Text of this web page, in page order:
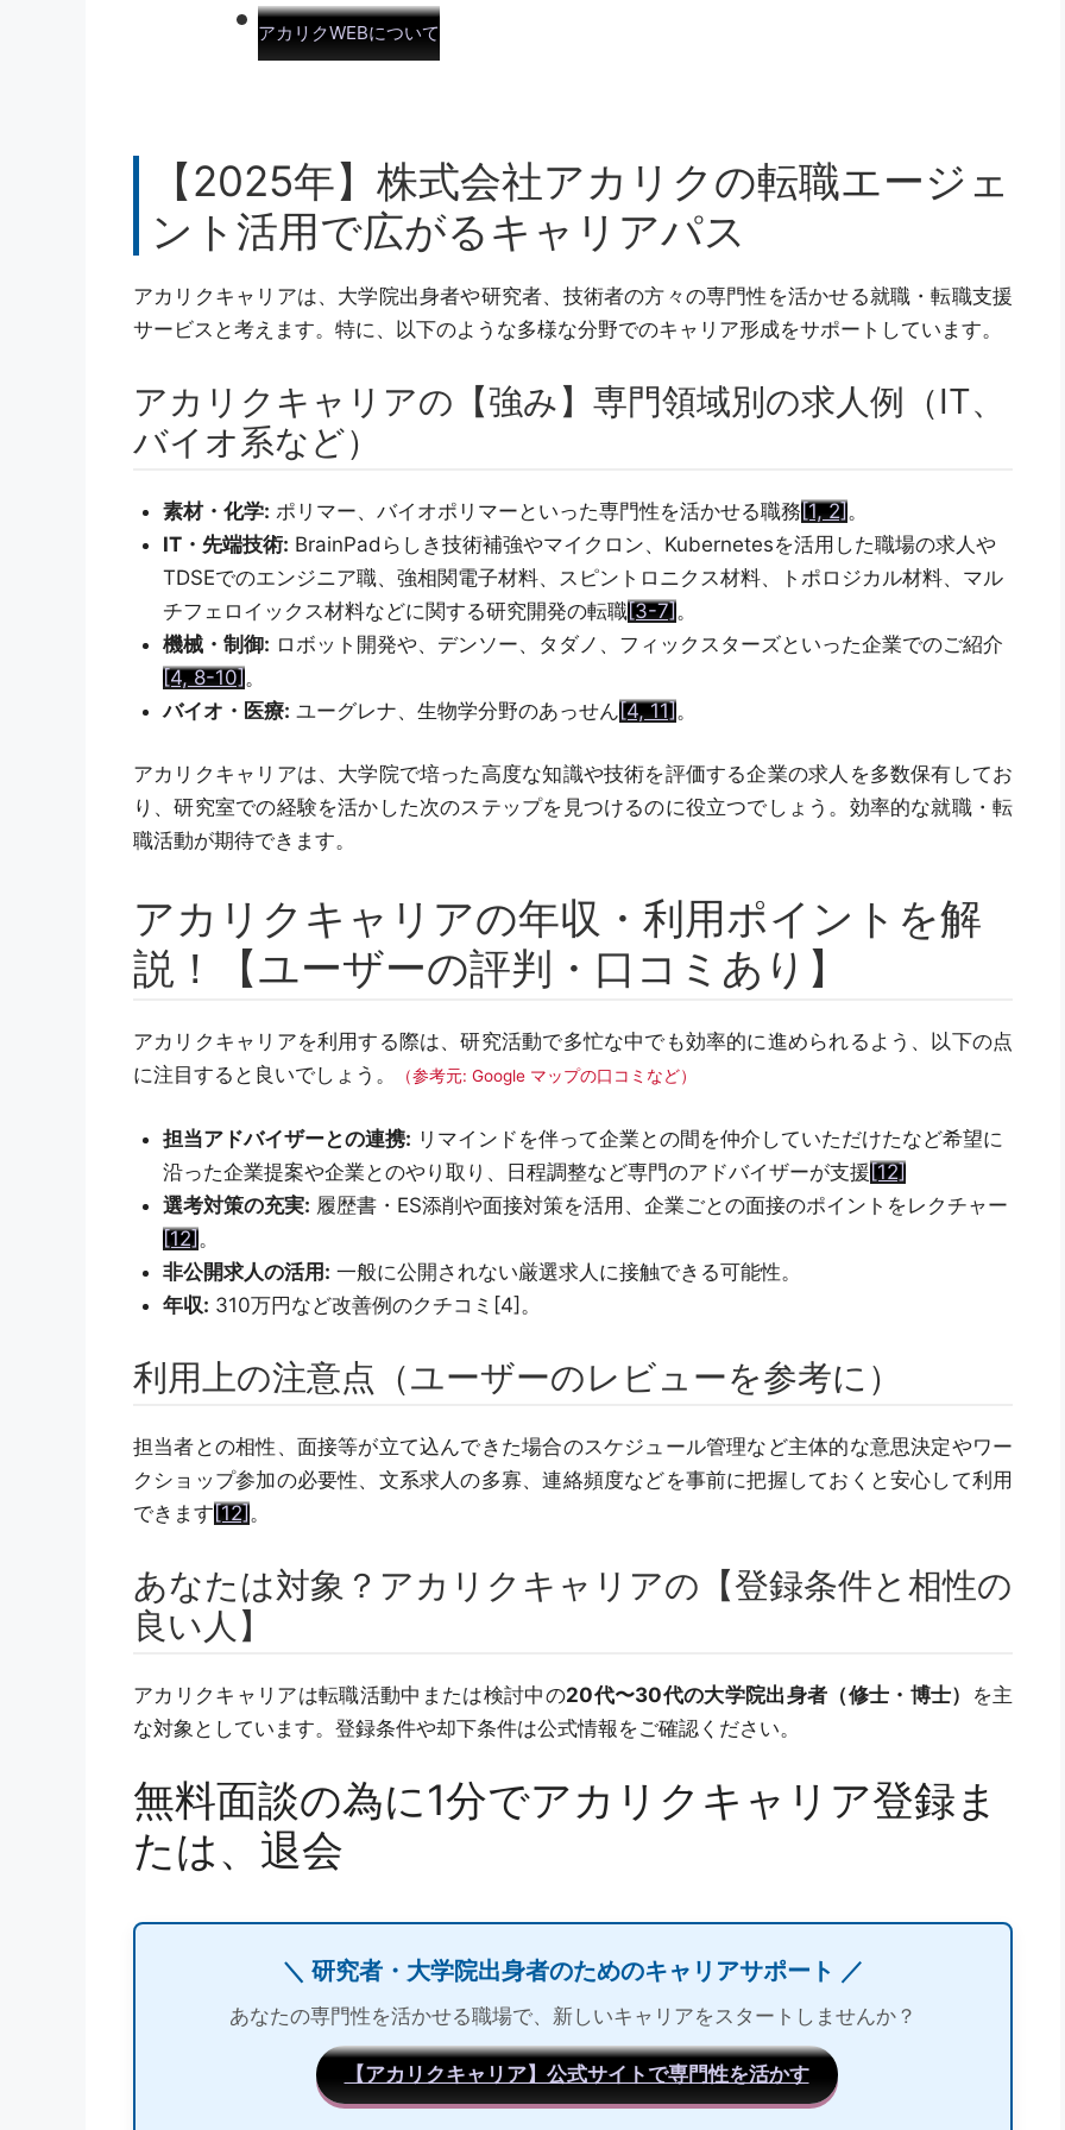
アカリクWEBについて
【2025年】株式会社アカリクの転職エージェ
ント活用で広がるキャリアパス
アカリクキャリアは、大学院出身者や研究者、技術者の方々の専門性を活かせる就職・転職支援
サービスと考えます。特に、以下のような多様な分野でのキャリア形成をサポートしています。
アカリクキャリアの【強み】専門領域別の求人例（IT、
バイオ系など）
素材・化学: ポリマー、バイオポリマーといった専門性を活かせる職務[1, 2]。
IT・先端技術: BrainPadらしき技術補強やマイクロン、Kubernetesを活用した職場の求人や
TDSEでのエンジニア職、強相関電子材料、スピントロニクス材料、トポロジカル材料、マル
チフェロイックス材料などに関する研究開発の転職[3-7]。
機械・制御: ロボット開発や、デンソー、タダノ、フィックスターズといった企業でのご紹介
[4, 8-10]。
バイオ・医療: ユーグレナ、生物学分野のあっせん[4, 11]。
アカリクキャリアは、大学院で培った高度な知識や技術を評価する企業の求人を多数保有してお
り、研究室での経験を活かした次のステップを見つけるのに役立つでしょう。効率的な就職・転
職活動が期待できます。
アカリクキャリアの年収・利用ポイントを解
説！【ユーザーの評判・口コミあり】
アカリクキャリアを利用する際は、研究活動で多忙な中でも効率的に進められるよう、以下の点
に注目すると良いでしょう。
（参考元: Google マップの口コミなど）
担当アドバイザーとの連携: リマインドを伴って企業との間を仲介していただけたなど希望に
沿った企業提案や企業とのやり取り、日程調整など専門のアドバイザーが支援[12]
選考対策の充実: 履歴書・ES添削や面接対策を活用、企業ごとの面接のポイントをレクチャー
[12]。
非公開求人の活用: 一般に公開されない厳選求人に接触できる可能性。
年収: 310万円など改善例のクチコミ[4]。
利用上の注意点（ユーザーのレビューを参考に）
担当者との相性、面接等が立て込んできた場合のスケジュール管理など主体的な意思決定やワー
クショップ参加の必要性、文系求人の多寡、連絡頻度などを事前に把握しておくと安心して利用
できます[12]。
あなたは対象？アカリクキャリアの【登録条件と相性の
良い人】
アカリクキャリアは転職活動中または検討中の20代〜30代の大学院出身者（修士・博士）
を主
な対象としています。登録条件や却下条件は公式情報をご確認ください。
無料面談の為に1分でアカリクキャリア登録ま
たは、退会
＼ 研究者・大学院出身者のためのキャリアサポート ／
あなたの専門性を活かせる職場で、新しいキャリアをスタートしませんか？
【アカリクキャリア】公式サイトで専門性を活かす